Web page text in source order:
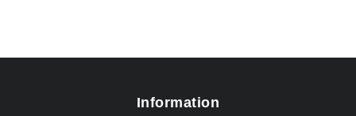
Information